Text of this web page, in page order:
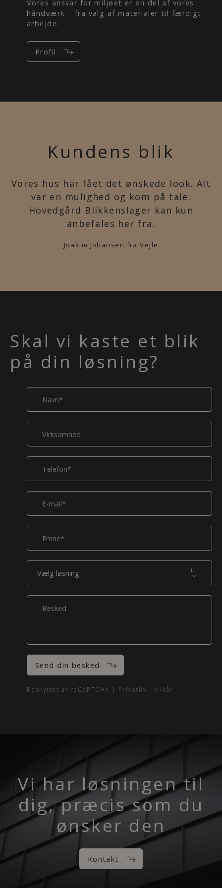
Vores ansvar for miljøet er en del af vores
håndværk – fra valg af materialer til færdigt
arbejde.
Profil
Kundens blik
Vores hus har fået det ønskede look. Alt
var en mulighed og kom på tale.
Hovedgård Blikkenslager kan kun
anbefales her fra.
Joakim Johansen fra Vejle
Skal vi kaste et blik
på din løsning?
Send din besked
Beskyttet af reCAPTCHA | Privatliv -Vilkår
Vi har løsningen til
dig, præcis som du
ønsker den
Kontakt